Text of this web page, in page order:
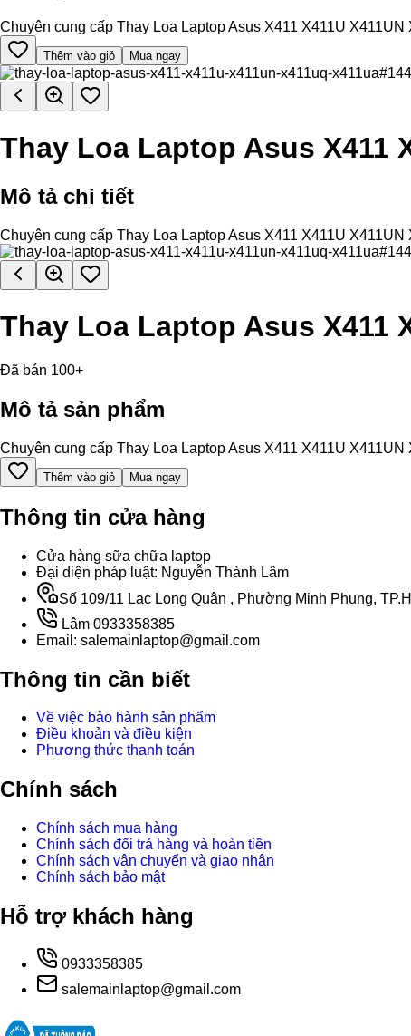
Chuyên cung cấp Thay Loa Laptop Asus X411 X411U
Thêm vào giỏ Mua ngay
Thay Loa Laptop Asus X411
Mô tả chi tiết
Chuyên cung cấp Thay Loa Laptop Asus X411 X411U
Thay Loa Laptop Asus X411
Đã bán 100+
Mô tả sản phẩm
Chuyên cung cấp Thay Loa Laptop Asus X411 X411U
Thêm vào giỏ Mua ngay
Thông tin cửa hàng
Cửa hàng sữa chữa laptop
Đại diện pháp luật: Nguyễn Thành Lâm
Số 109/11 Lạc Long Quân , Phường Minh Phụng,
Lâm 0933358385
Email: salemainlaptop@gmail.com
Thông tin cần biết
Về việc bảo hành sản phẩm
Điều khoản và điều kiện
Phương thức thanh toán
Chính sách
Chính sách mua hàng
Chính sách đổi trả hàng và hoàn tiền
Chính sách vận chuyển và giao nhận
Chính sách bảo mật
Hỗ trợ khách hàng
0933358385
salemainlaptop@gmail.com